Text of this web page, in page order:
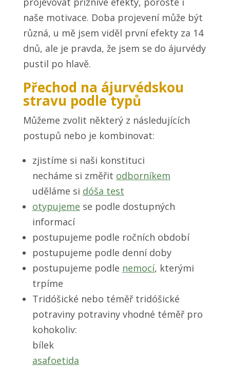
naše motivace. Doba projevení může být
různá, u mě jsem viděl první efekty za 14
dnů, ale je pravda, že jsem se do ájurvédy
pustil po hlavě.
Přechod na ájurvédskou
stravu podle typů
Můžeme zvolit některý z následujících
postupů nebo je kombinovat:
zjistíme si naši konstituci
necháme si změřit odborníkem
uděláme si dóša test
otypujeme se podle dostupných
informací
postupujeme podle ročních období
postupujeme podle denní doby
postupujeme podle nemocí, kterými
trpíme
Tridóšické nebo téměř tridóšické
potraviny potraviny vhodné téměř pro
kohokoliv:
bílek
asafoetida